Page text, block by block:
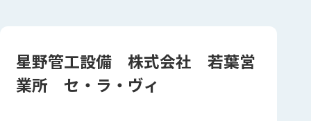
星野管工設備 株式会社 若葉営
業所 セ・ラ・ヴィ